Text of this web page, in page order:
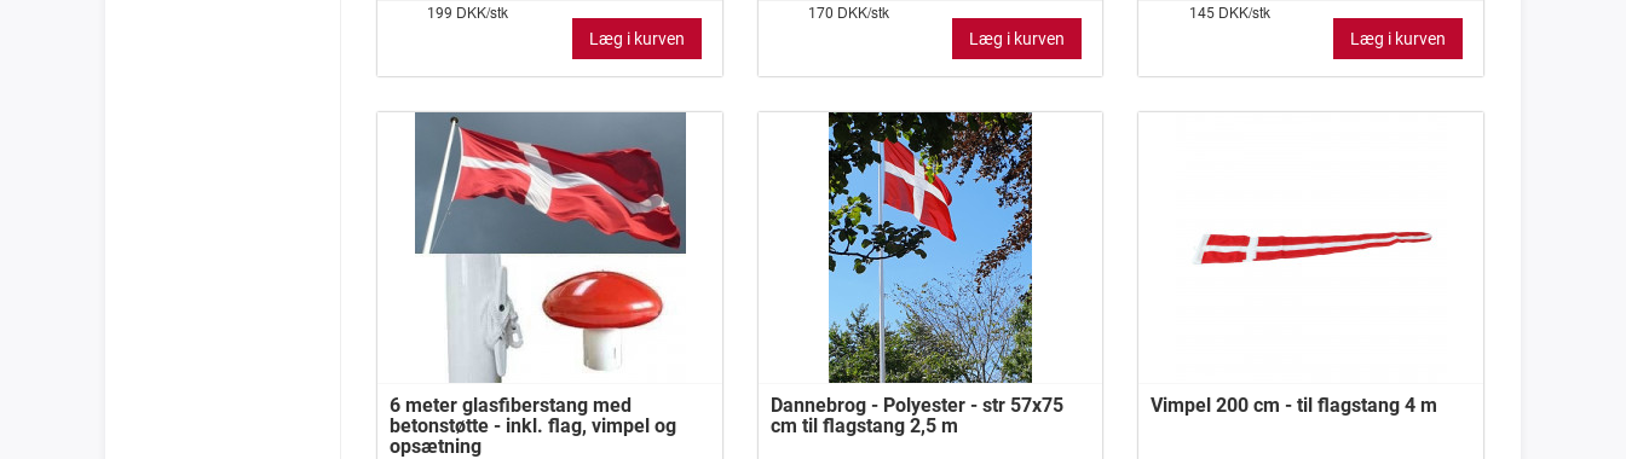
199 DKK/stk
Læg i kurven
170 DKK/stk
Læg i kurven
danske haver. Prøv f.eks. en vindpose til
flagstangen i sommerhuset er i kolonihaven.
145DKK/stk
Læg i kurven
6 meter glasfiberstang med
betonstøtte - inkl. flag, vimpel og
opsætning
Dannebrog - Polyester - str 57x75
cm til flagstang 2,5 m
Vimpel 200 cm - til flagstang 4 m